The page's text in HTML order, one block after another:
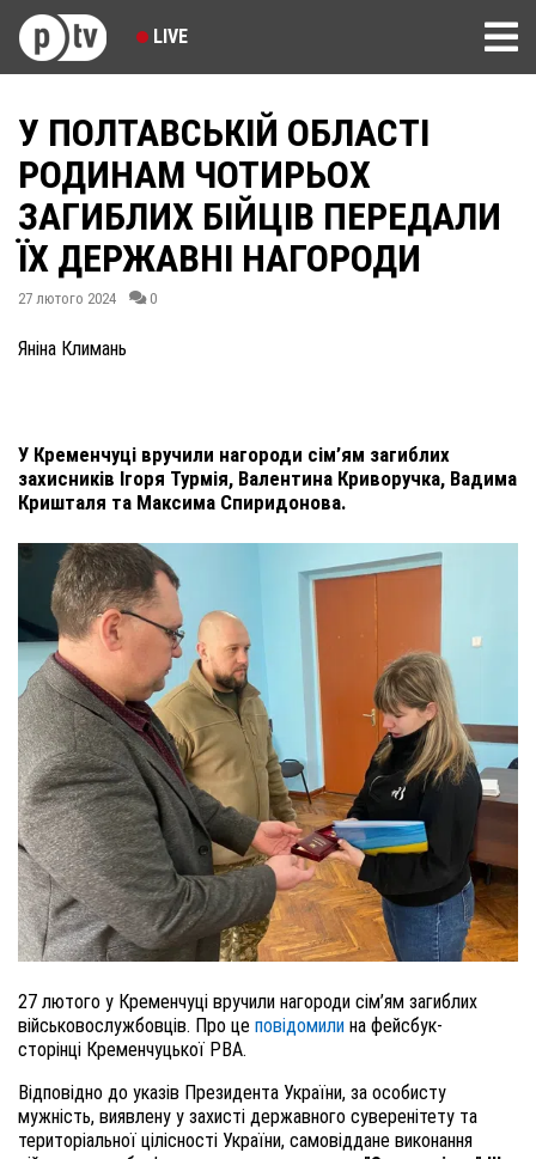
LIVE
У ПОЛТАВСЬКІЙ ОБЛАСТІ
РОДИНАМ ЧОТИРЬОХ
ЗАГИБЛИХ БІЙЦІВ ПЕРЕДАЛИ
ЇХ ДЕРЖАВНІ НАГОРОДИ
27 лютого 2024 0
Яніна Климань
У Кременчуці вручили нагороди сім’ям загиблих
захисників Ігоря Турмія, Валентина Криворучка, Вадима
Кришталя та Максима Спиридонова.
27 лютого у Кременчуці вручили нагороди сім’ям загиблих
військовослужбовців. Про це повідомили на фейсбук-
сторінці Кременчуцької РВА.
Відповідно до указів Президента України, за особисту
мужність, виявлену у захисті державного суверенітету та
територіальної цілісності України, самовіддане виконання